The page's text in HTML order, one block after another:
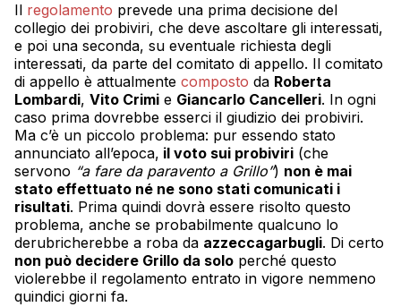
Il regolamento prevede una prima decisione del
collegio dei probiviri, che deve ascoltare gli interessati,
e poi una seconda, su eventuale richiesta degli
interessati, da parte del comitato di appello. Il comitato
di appello è attualmente composto da Roberta
Lombardi, Vito Crimi e Giancarlo Cancelleri. In ogni
caso prima dovrebbe esserci il giudizio dei probiviri.
Ma c’è un piccolo problema: pur essendo stato
annunciato all’epoca, il voto sui probiviri (che
servono “a fare da paravento a Grillo”) non è mai
stato effettuato né ne sono stati comunicati i
risultati. Prima quindi dovrà essere risolto questo
problema, anche se probabilmente qualcuno lo
derubricherebbe a roba da azzeccagarbugli. Di certo
non può decidere Grillo da solo perché questo
violerebbe il regolamento entrato in vigore nemmeno
quindici giorni fa.